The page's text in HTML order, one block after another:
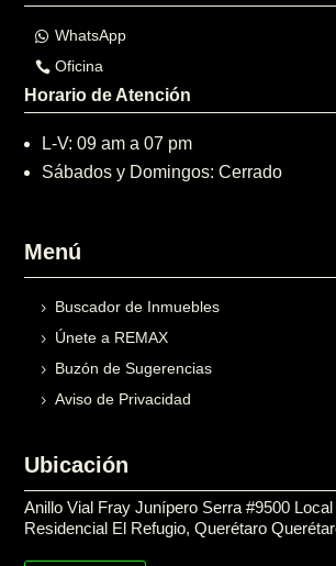
WhatsApp
Oficina
Horario de Atención
L-V: 09 am a 07 pm
Sábados y Domingos: Cerrado
Menú
Buscador de Inmuebles
Únete a REMAX
Buzón de Sugerencias
Aviso de Privacidad
Ubicación
Anillo Vial Fray Junípero Serra #9500
Residencial El Refugio, Querétaro